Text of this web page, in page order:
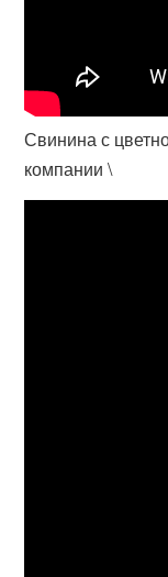
Свинина с
компании \